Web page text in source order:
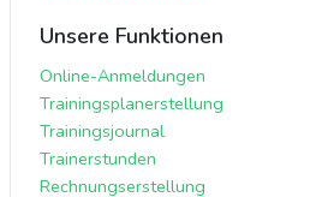
Unsere Funktionen
Online-Anmeldungen
Trainingsplanerstellung
Trainingsjournal
Trainerstunden
Rechnungserstellung